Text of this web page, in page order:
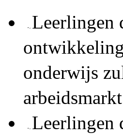
Leerlingen
onderwijs
Leerlingen